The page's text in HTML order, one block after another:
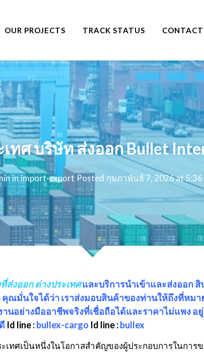
OUR PROJECTS TRACK STATUS CONTACT
ทศ บริษัท ส่งออก Bullet
in import-export Posted กุมภาพันธ์ 7, 2026 at 5:36
ส่งออก ต่างประเทศและบริการนำเข้าและส่งออก
ณมั่นใจได้ว่า เราส่งมอบสินค้าของท่านให้ถึงที่หม
านอย่างมืออาชีพจริงที่เชื่อถือได้และราคาไม่แพง
Id line :bullex-cargo Id line :bullex
เทศเป็นหนึ่งในโอกาสสำคัญของผู้ประกอบการในการ